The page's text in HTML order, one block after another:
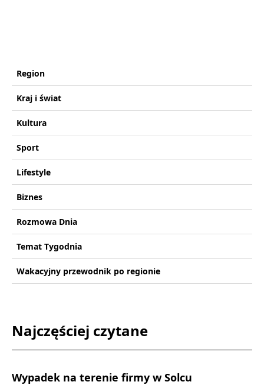
Region
Kraj i świat
Kultura
Sport
Lifestyle
Biznes
Rozmowa Dnia
Temat Tygodnia
Wakacyjny przewodnik po regionie
Najczęściej czytane
Wypadek na terenie firmy w Solcu